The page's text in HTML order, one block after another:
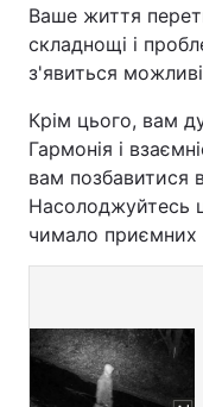
Ваше життя
складнощі і
з'явиться
Крім цього, вам
Гармонія і
вам позбавитися
Насолоджуйтесь
чимало приємних